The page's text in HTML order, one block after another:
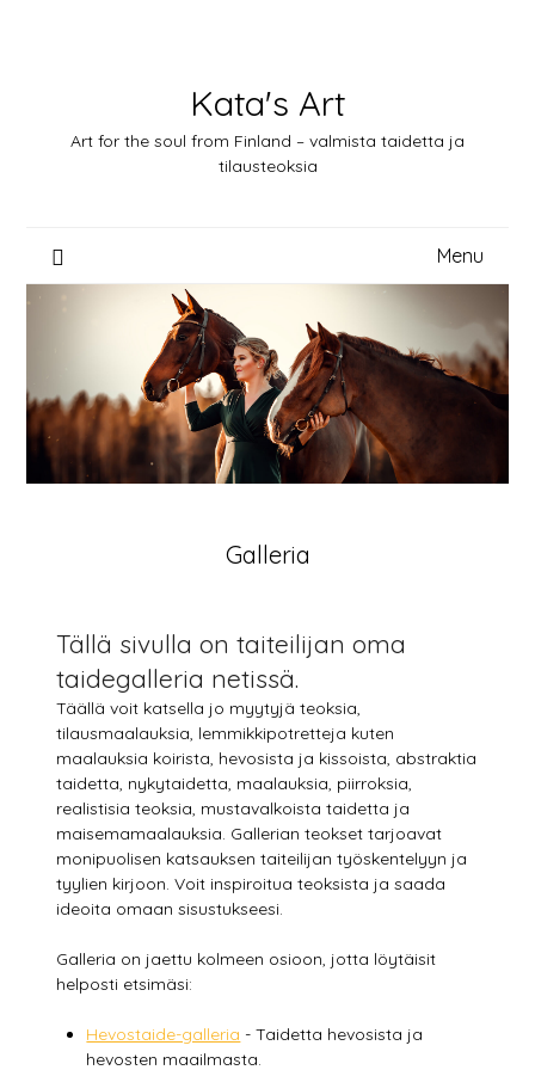
Kata's Art
Art for the soul from Finland – valmista taidetta ja
tilausteoksia
Menu
Galleria
Tällä sivulla on taiteilijan oma
taidegalleria netissä.
Täällä voit katsella jo myytyjä teoksia,
tilausmaalauksia, lemmikkipotretteja kuten
maalauksia koirista, hevosista ja kissoista, abstraktia
taidetta, nykytaidetta, maalauksia, piirroksia,
realistisia teoksia, mustavalkoista taidetta ja
maisemamaalauksia. Gallerian teokset tarjoavat
monipuolisen katsauksen taiteilijan työskentelyyn ja
tyylien kirjoon. Voit inspiroitua teoksista ja saada
ideoita omaan sisustukseesi.
Galleria on jaettu kolmeen osioon, jotta löytäisit
helposti etsimäsi:
Hevostaide-galleria - Taidetta hevosista ja
hevosten maailmasta.